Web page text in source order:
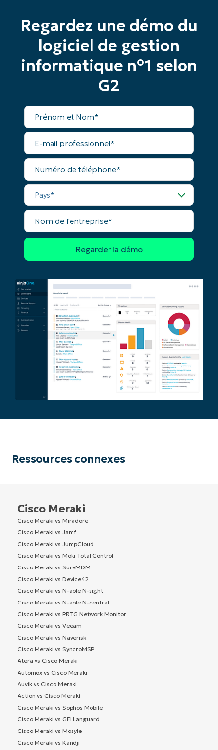
Regardez une démo du
logiciel de gestion
informatique n°1 selon
G2
Prénom
Nom*
E-
mail
professionnel*
Numéro
téléphone*
Pays*
Nom
l'entreprise*
Ressources connexes
Cisco Meraki
Cisco Meraki vs Miradore
Cisco Meraki vs Jamf
Cisco Meraki vs JumpCloud
Cisco Meraki vs Moki Total Control
Cisco Meraki vs SureMDM
Cisco Meraki vs Device42
Cisco Meraki vs N-able N-sight
Cisco Meraki vs N-able N-central
Cisco Meraki vs PRTG Network Monitor
Cisco Meraki vs Veeam
Cisco Meraki vs Naverisk
Cisco Meraki vs SyncroMSP
Atera vs Cisco Meraki
Automox vs Cisco Meraki
Auvik vs Cisco Meraki
Action vs Cisco Meraki
Cisco Meraki vs Sophos Mobile
Cisco Meraki vs GFI Languard
Cisco Meraki vs Mosyle
Cisco Meraki vs Kandji
Phone
number*